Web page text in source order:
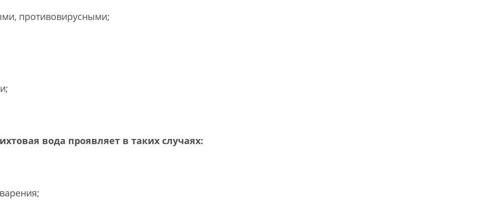
противовирусными;
вода проявляет в таких случаях: